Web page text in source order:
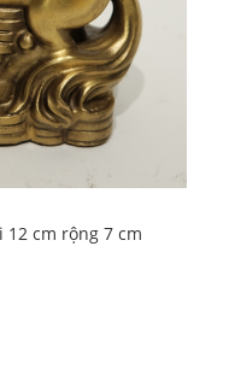
12 cm rộng 7 cm